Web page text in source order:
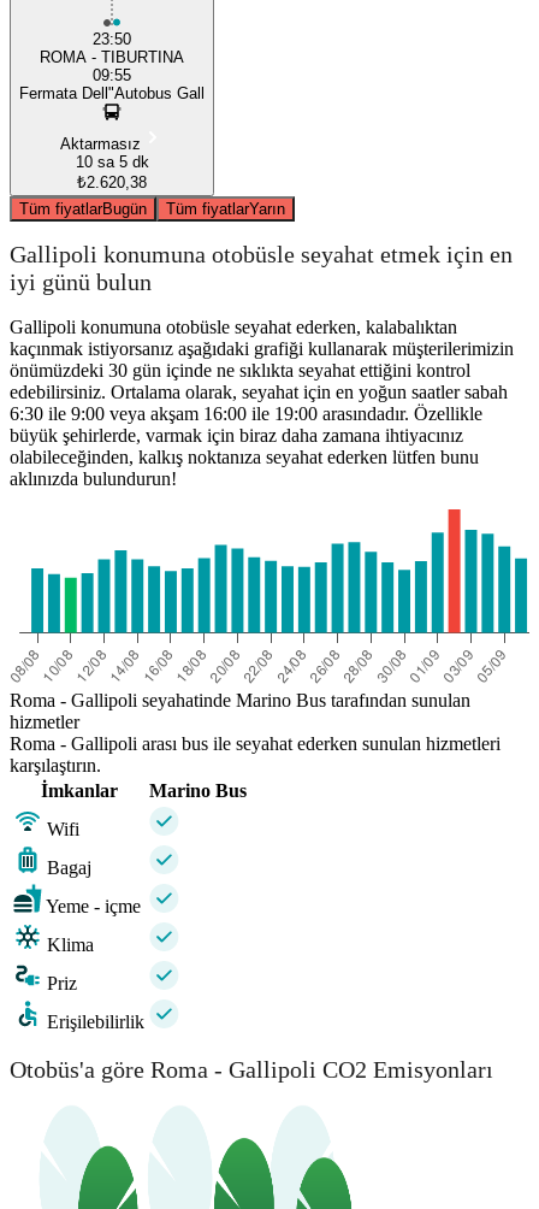
23:50
ROMA - TIBURTINA
09:55
Fermata Dell"Autobus Gall
Aktarmasız
10 sa 5 dk
₺2.620,38
Tüm fiyatlarBugün Tüm fiyatlarYarın
Gallipoli konumuna otobüsle seyahat etmek için en
iyi günü bulun
Gallipoli konumuna otobüsle seyahat ederken, kalabalıktan
kaçınmak istiyorsanız aşağıdaki grafiği kullanarak müşterilerimizin
önümüzdeki 30 gün içinde ne sıklıkta seyahat ettiğini kontrol
edebilirsiniz. Ortalama olarak, seyahat için en yoğun saatler sabah
6:30 ile 9:00 veya akşam 16:00 ile 19:00 arasındadır. Özellikle
büyük şehirlerde, varmak için biraz daha zamana ihtiyacınız
olabileceğinden, kalkış noktanıza seyahat ederken lütfen bunu
aklınızda bulundurun!
Roma - Gallipoli seyahatinde Marino Bus tarafından sunulan
hizmetler
Roma - Gallipoli arası bus ile seyahat ederken sunulan hizmetleri
karşılaştırın.
İmkanlar
Marino Bus
Wifi
Bagaj
Yeme - içme
Klima
Priz
Erişilebilirlik
Otobüs'a göre Roma - Gallipoli CO2 Emisyonları